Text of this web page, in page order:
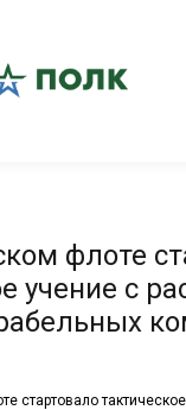
флоте
учение с